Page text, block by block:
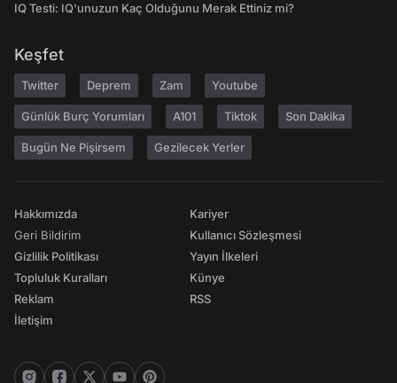
IQ Testi: IQ'unuzun Kaç Olduğunu Merak Ettiniz mi?
Keşfet
Twitter Deprem Zam Youtube
Günlük Burç Yorumları A101 Tiktok Son Dakika
Bugün Ne Pişirsem Gezilecek Yerler
Hakkımızda
Geri Bildirim
Gizlilik Politikası
Topluluk Kuralları
Reklam
İletişim
Kariyer
Kullanıcı Sözleşmesi
Yayın İlkeleri
Künye
RSS